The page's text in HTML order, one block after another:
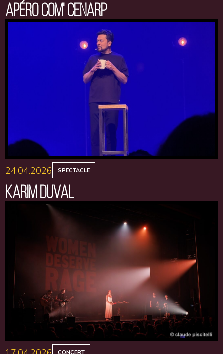
APÉRO COM' CENARP
24.04.2026 SPECTACLE
KARIM DUVAL
CONCERT